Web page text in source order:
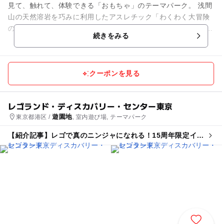
見て、触れて、体験できる「おもちゃ」のテーマパーク。 浅間
山の天然溶岩を巧みに利用したアスレチック「わくわく大冒険
の森」が大人気！ ツリーハウスやジップロープ、標高約1,120
続きをみる
クーポンを見る
レゴランド・ディスカバリー・センター東京
東京都港区 /遊園地, 室内遊び場, テーマパーク
【紹介記事】レゴで真のニンジャになれる！15周年限定イベ
ントがレゴランド東京・大阪で初開催